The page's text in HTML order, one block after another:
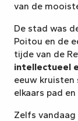
van de
De stad was
Poitou en de
tijde van de
intellectueel
eeuw kruisten
elkaars pad
Zelfs